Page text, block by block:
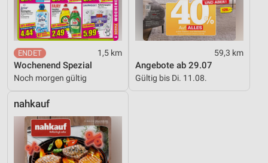
1,5 km
Wochenend Spezial
Noch morgen gültig
59,3 km
Angebote ab 29.07
Gültig bis Di. 11.08.
nahkauf